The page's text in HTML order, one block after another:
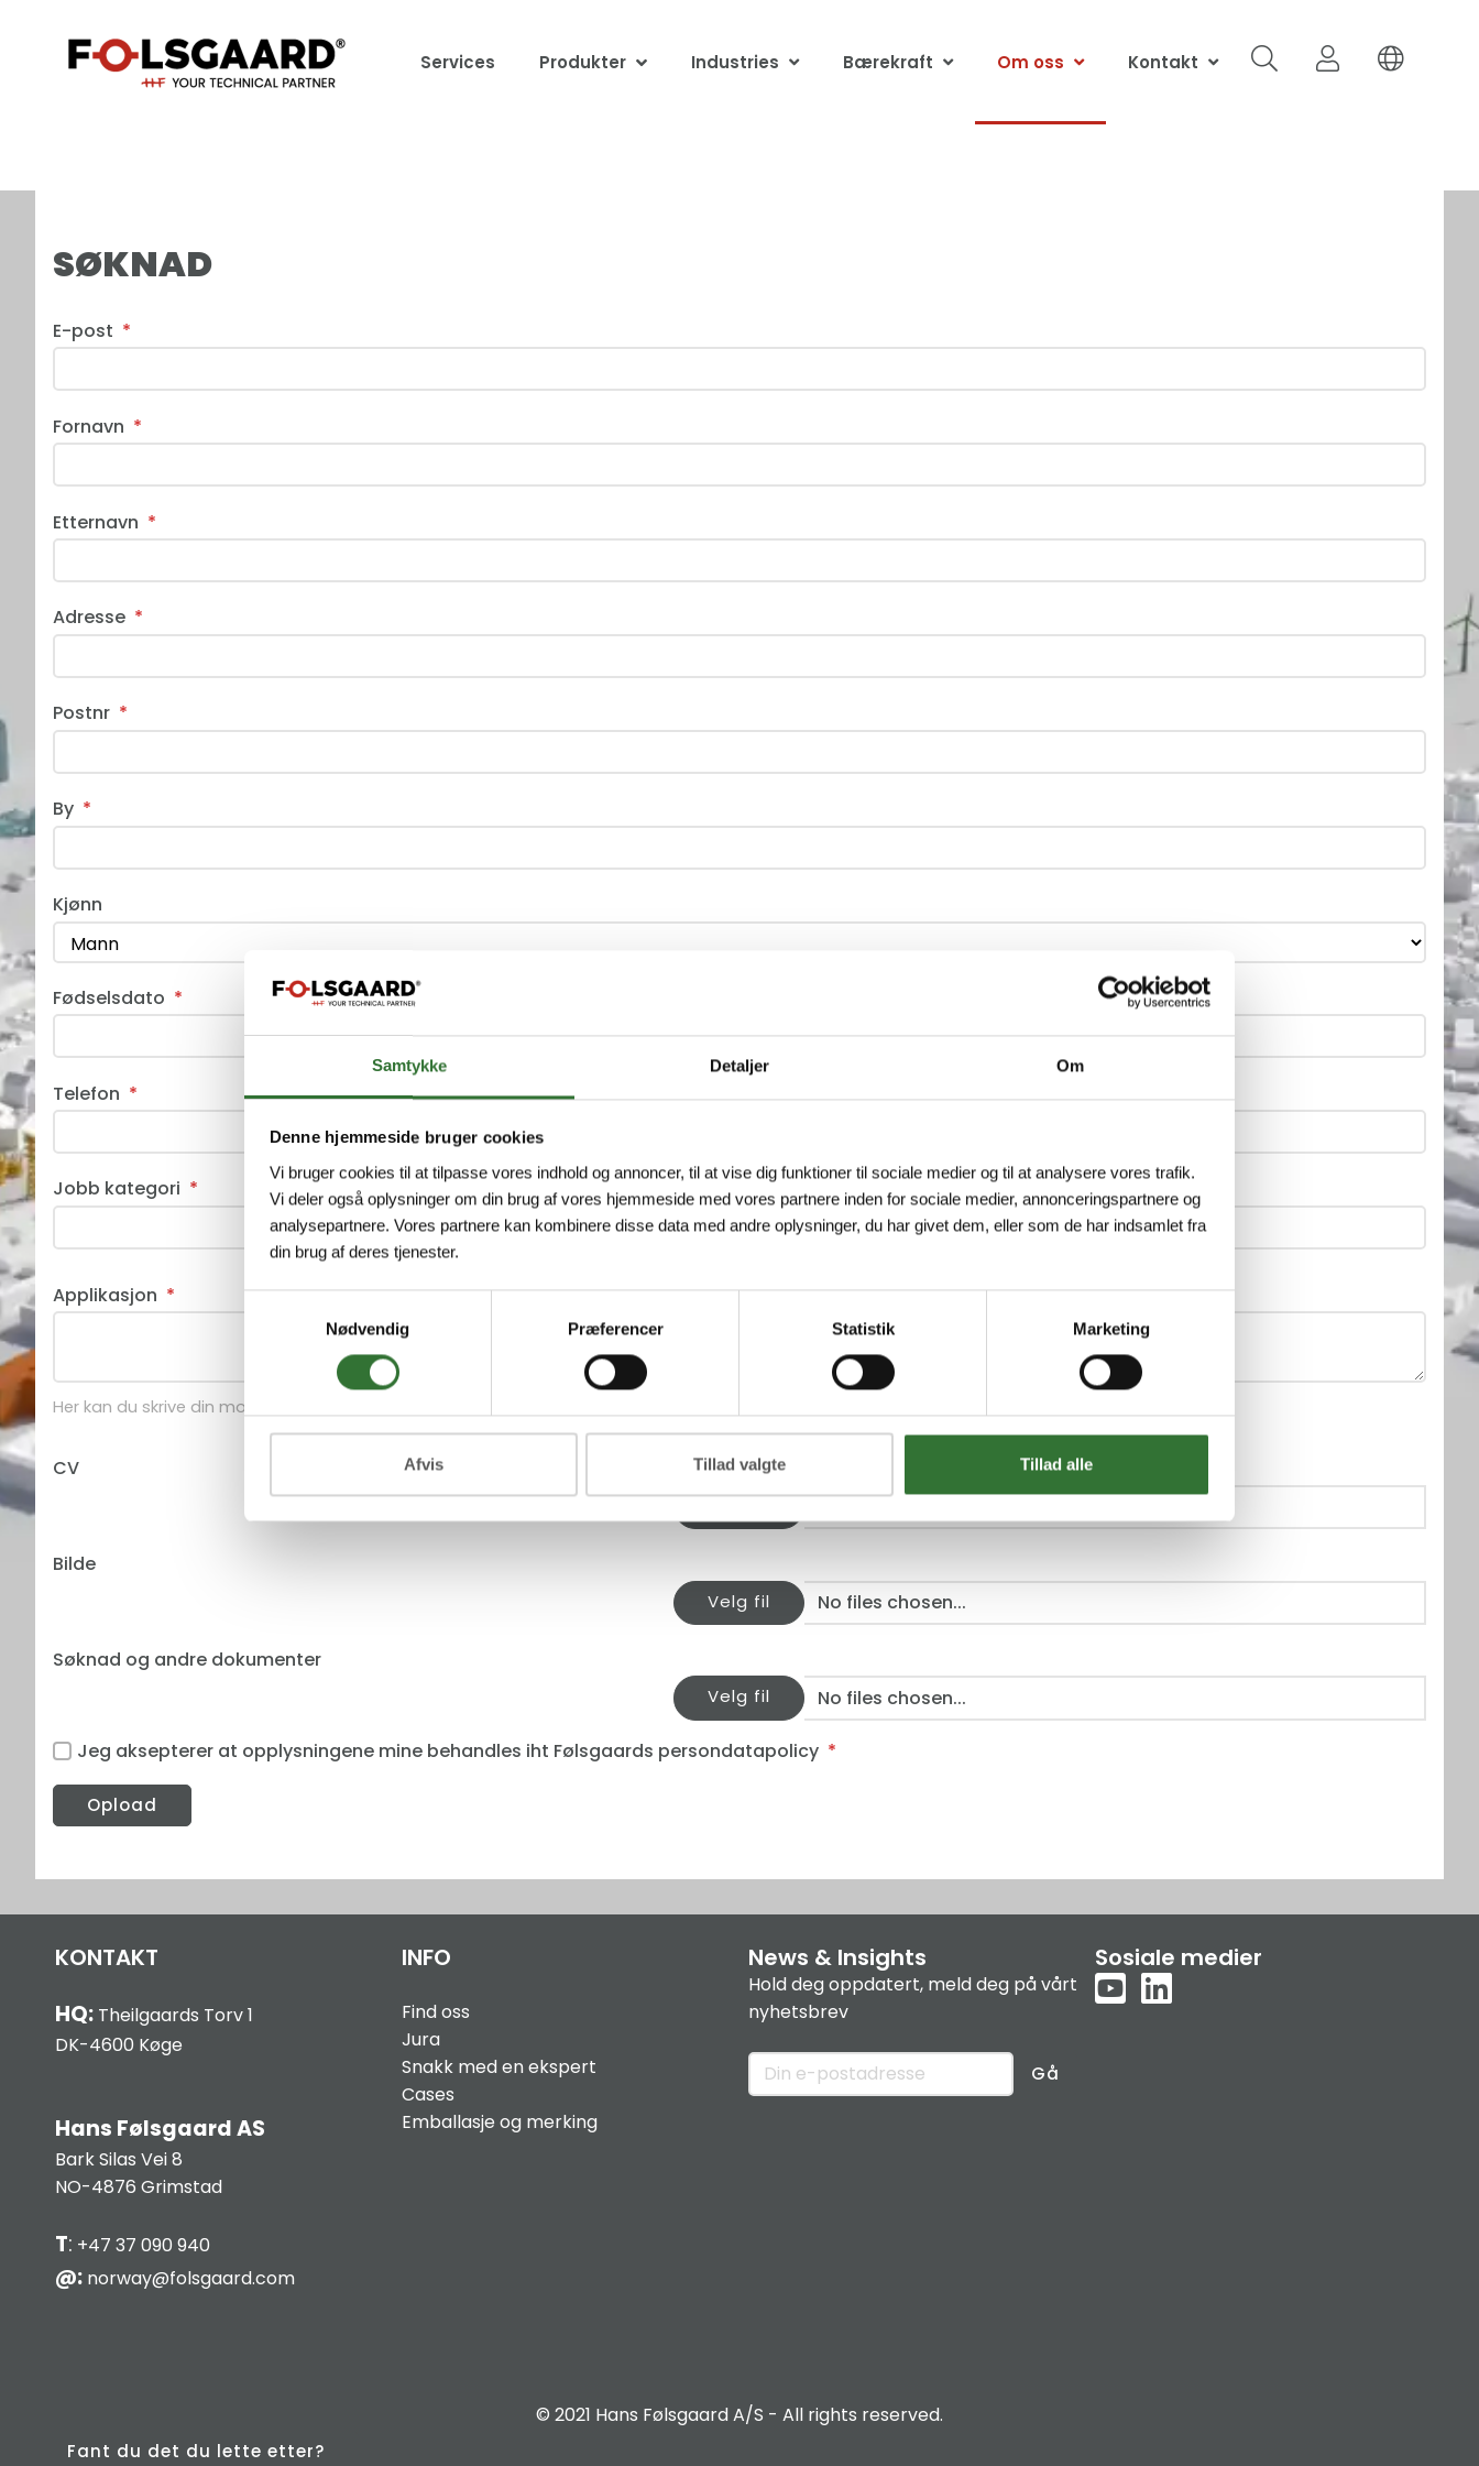
Samtykke Detaljer Om
Denne hjemmeside bruger cookies
Vi bruger cookies til at tilpasse vores indhold og annoncer, til at vise dig funktioner til sociale medier og til at analysere vores trafik.
Vi deler også oplysninger om din brug af vores hjemmeside med vores partnere inden for sociale medier, annonceringspartnere og
analysepartnere. Vores partnere kan kombinere disse data med andre oplysninger, du har givet dem, eller som de har indsamlet fra
din brug af deres tjenester.
Nødvendig
Præferencer Statistik Marketing
Afvis Tillad valgte Tillad alle
Services Produkter Industries Bærekraft Om oss Kontakt
SØKNAD
E-post *
Fornavn *
Etternavn *
Adresse *
Postnr *
By *
Kjønn
Fødselsdato *
Telefon *
Jobb kategori *
Applikasjon *
Her kan du skrive din motivasjon for å søke stillingen
CV
Bilde
Velg fil No files chosen...
Søknad og andre dokumenter
Velg fil No files chosen...
Jeg aksepterer at opplysningene mine behandles iht Følsgaards persondatapolicy *
Opload
KONTAKT
HQ:Theilgaards Torv 1
DK-4600 Køge
Hans Følsgaard AS
Bark Silas Vei 8
NO-4876 Grimstad
T: +47 37 090 940
@:norway@folsgaard.com
INFO
Find oss
Jura
Snakk med en ekspert
Cases
Emballasje og merking
News & Insights
Hold deg oppdatert, meld deg på vårt
nyhetsbrev
Gå
Sosiale medier
© 2021 Hans Følsgaard A/S - All rights reserved.
Fant du det du lette etter?